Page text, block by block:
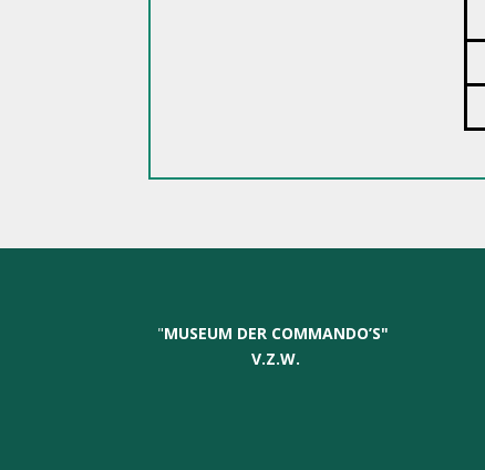
"MUSEUM DER COMMANDO’S"
V.Z.W.